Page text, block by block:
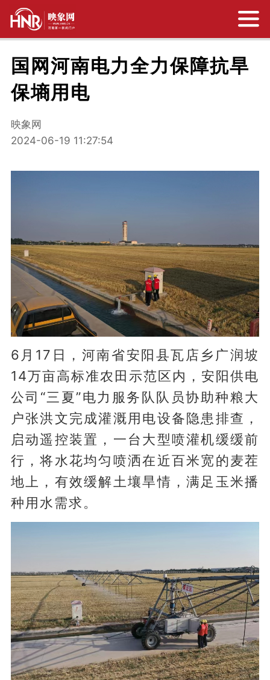
国网河南电力全力保障抗旱
保墒用电
映象网
2024-06-19 11:27:54
6月17日，河南省安阳县瓦店乡广润坡
14万亩高标准农田示范区内，安阳供电
公司“三夏”电力服务队队员协助种粮大
户张洪文完成灌溉用电设备隐患排查，
启动遥控装置，一台大型喷灌机缓缓前
行，将水花均匀喷洒在近百米宽的麦茬
地上，有效缓解土壤旱情，满足玉米播
种用水需求。